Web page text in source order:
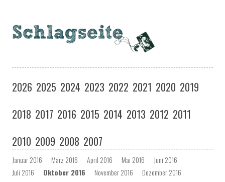
Zum
springen
2026 2025 2024 2023 2022 2021 2020 2019
2018 2017 2016 2015 2014 2013 2012 2011
2010 2009 2008 2007
Januar 2016 März 2016 April 2016 Mai 2016
Juni 2016
Juli 2016
Oktober 2016 November 2016 Dezember 2016